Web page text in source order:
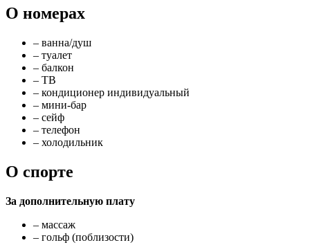
О номерах
– ванна/душ
– туалет
– балкон
– ТВ
– кондиционер индивидуальный
– мини-бар
– сейф
– телефон
– холодильник
О спорте
За дополнительную плату
– массаж
– гольф (поблизости)